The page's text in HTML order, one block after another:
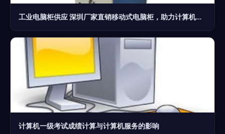
工业电脑柜供应 深圳厂家直销移动式电脑柜，助力计算机高效服务
计算机一级考试成绩计算与计算机服务的影响